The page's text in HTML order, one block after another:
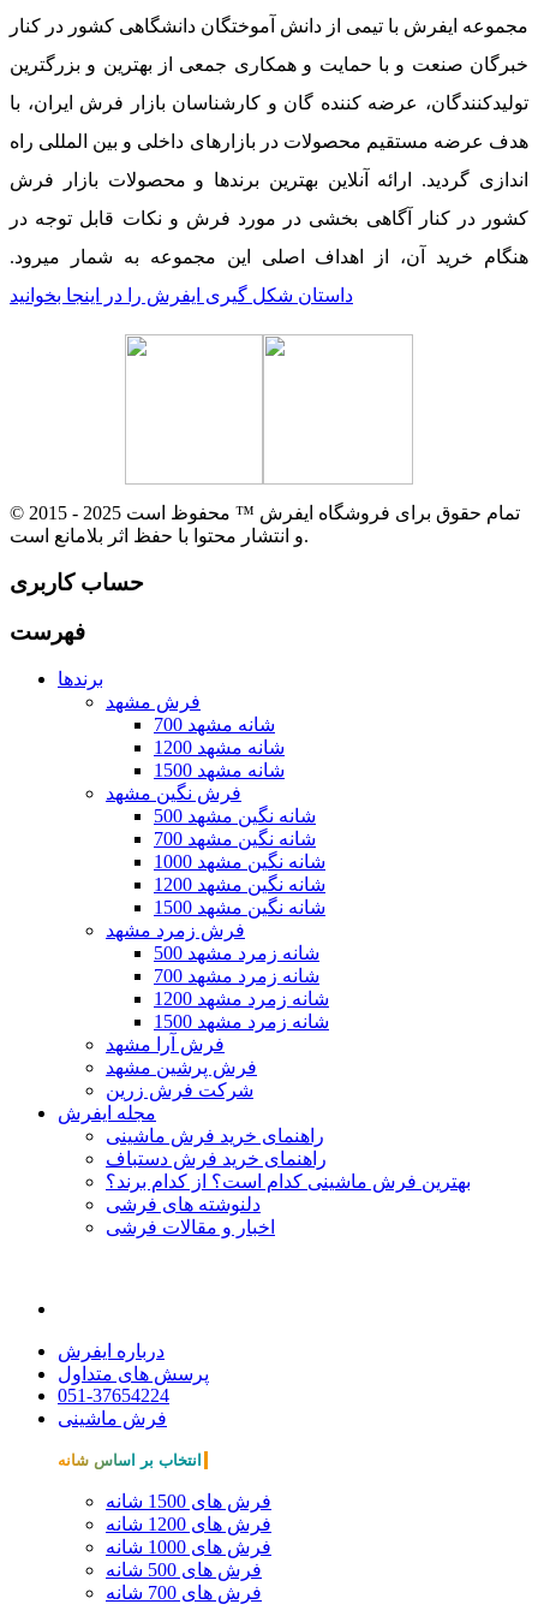
مجموعه ایفرش با تیمی از دانش آموختگان دانشگاهی کشور در کنار
خبرگان صنعت و با حمایت و همکاری جمعی از بهترین و بزرگترین
تولیدکنندگان، عرضه کننده گان و کارشناسان بازار فرش ایران، با
هدف عرضه مستقیم محصولات در بازارهای داخلی و بین المللی راه
اندازی گردید. ارائه آنلاین بهترین برندها و محصولات بازار فرش
کشور در کنار آگاهی بخشی در مورد فرش و نکات قابل توجه در
هنگام خرید آن، از اهداف اصلی این مجموعه به شمار میرود.
داستان شکل گیری ایفرش را در اینجا بخوانید
© 2015 - 2025 تمام حقوق برای فروشگاه ایفرش ™ محفوظ است
و انتشار محتوا با حفظ اثر بلامانع است.
حساب کاربری
فهرست
برندها
فرش مشهد
700 شانه مشهد
1200 شانه مشهد
1500 شانه مشهد
فرش نگین مشهد
500 شانه نگین مشهد
700 شانه نگین مشهد
1000 شانه نگین مشهد
1200 شانه نگین مشهد
1500 شانه نگین مشهد
فرش زمرد مشهد
500 شانه زمرد مشهد
700 شانه زمرد مشهد
1200 شانه زمرد مشهد
1500 شانه زمرد مشهد
فرش آرا مشهد
فرش پرشین مشهد
شرکت فرش زرین
مجله ایفرش
راهنمای خرید فرش ماشینی
راهنمای خرید فرش دستباف
بهترین فرش ماشینی کدام است؟ از کدام برند؟
دلنوشته های فرشی
اخبار و مقالات فرشی
درباره ایفرش
پرسش های متداول
051-37654224
فرش ماشینی
انتخاب بر اساس شانه
فرش های 1500 شانه
فرش های 1200 شانه
فرش های 1000 شانه
فرش های 500 شانه
فرش های 700 شانه